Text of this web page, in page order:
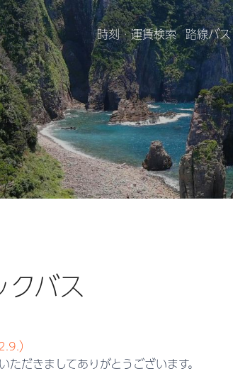
時刻・運賃検索 路線バス
クバス
）
ただきましてありがとうございます。